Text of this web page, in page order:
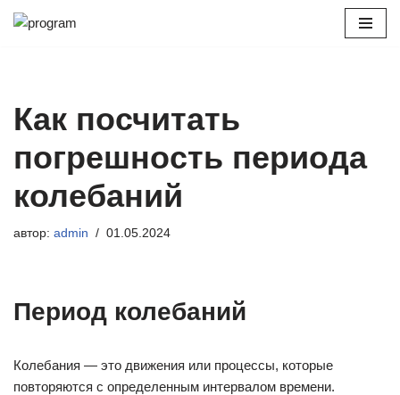
Как посчитать
погрешность периода
колебаний
автор: admin 01.05.2024
Период колебаний
Колебания — это движения или процессы, которые
повторяются с определенным интервалом времени.